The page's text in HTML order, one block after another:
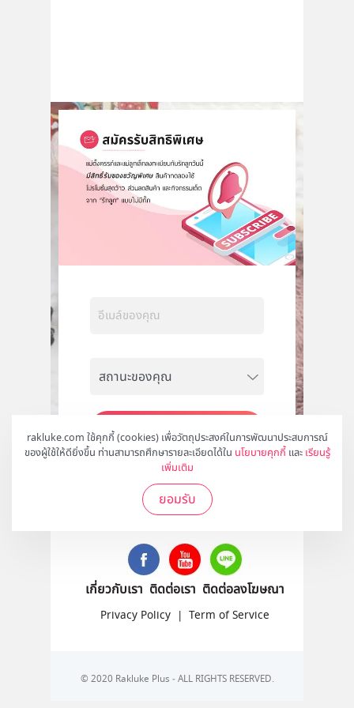
rakluke.com ใช้คุกกี้ (cookies) เพื่อวัตถุประสงค์ในการพัฒนาประสบการณ์
ของผู้ใช้ให้ดียิ่งขึ้น ท่านสามารถศึกษารายละเอียดได้ใน นโยบายคุกกี้ และ เรียนรู้
เพิ่มเติม
ยอมรับ
สมัคร
ติดตามเราได้ที่
เกี่ยวกับเรา ติดต่อเรา ติดต่อลงโฆษณา
Privacy Policy | Term of Service
© 2020 Rakluke Plus - ALL RIGHTS RESERVED.